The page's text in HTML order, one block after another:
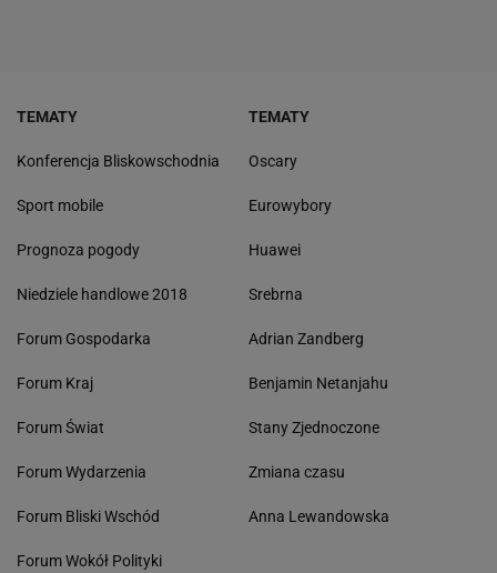
TEMATY
Konferencja Bliskowschodnia
Sport mobile
Prognoza pogody
Niedziele handlowe 2018
Forum Gospodarka
Forum Kraj
Forum Świat
Forum Wydarzenia
Forum Bliski Wschód
Forum Wokół Polityki
TEMATY
Oscary
Eurowybory
Huawei
Srebrna
Adrian Zandberg
Benjamin Netanjahu
Stany Zjednoczone
Zmiana czasu
Anna Lewandowska